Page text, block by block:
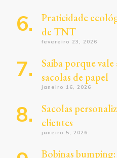
Praticidade
de TNT
fevereiro 23, 2026
Saiba porque
sacolas de papel
janeiro 16, 2026
Sacolas
clientes
janeiro 5, 2026
Bobinas